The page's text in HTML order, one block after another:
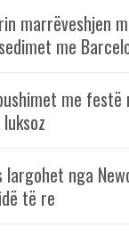
marrëveshjen
me
me festë
largohet nga
të re